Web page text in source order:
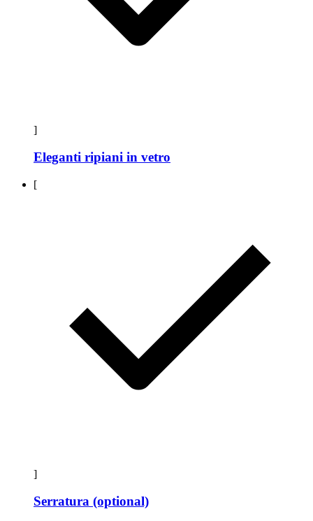
]
Eleganti ripiani in vetro
[
]
Serratura (optional)